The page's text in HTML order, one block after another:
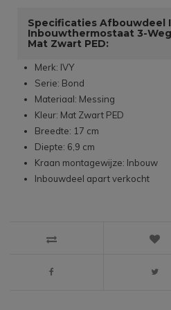
Specificaties Afbouwdeel
Inbouwthermostaat 3-
Mat Zwart PED:
Merk: IVY
Serie: Bond
Materiaal: Messing
Kleur: Mat Zwart PED
Breedte: 17 cm
Diepte: 6,9 cm
Kraan montagewijze: Inbouw
Inbouwdeel apart verkocht